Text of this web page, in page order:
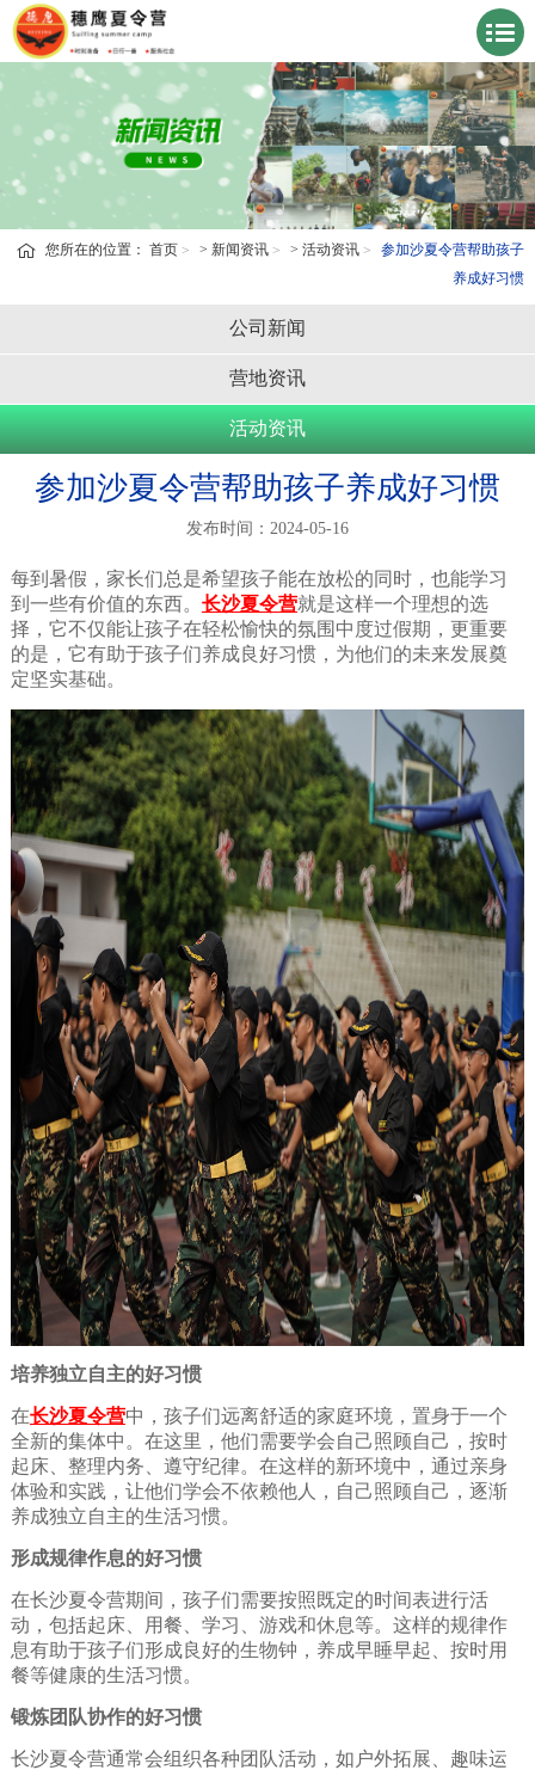
您所在的位置：首页 >新闻资讯 >活动资讯
参加沙夏令营帮助孩子
养成好习惯
公司新闻
营地资讯
活动资讯
参加沙夏令营帮助孩子养成好习惯
发布时间：2024-05-16
每到暑假，家长们总是希望孩子能在放松的同时，也能学习
到一些有价值的东西。 长沙夏令营就是这样一个理想的选
择，它不仅能让孩子在轻松愉快的氛围中度过假期，更重要
的是，它有助于孩子们养成良好习惯，为他们的未来发展奠
定坚实基础。
培养独立自主的好习惯
在长沙夏令营中，孩子们远离舒适的家庭环境，置身于一个
全新的集体中。在这里，他们需要学会自己照顾自己，按时
起床、整理内务、遵守纪律。在这样的新环境中，通过亲身
体验和实践，让他们学会不依赖他人，自己照顾自己，逐渐
养成独立自主的生活习惯。
形成规律作息的好习惯
在长沙夏令营期间，孩子们需要按照既定的时间表进行活
动，包括起床、用餐、学习、游戏和休息等。这样的规律作
息有助于孩子们形成良好的生物钟，养成早睡早起、按时用
餐等健康的生活习惯。
锻炼团队协作的好习惯
长沙夏令营通常会组织各种团队活动，如户外拓展、趣味运